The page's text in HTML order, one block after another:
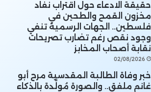
حقيقة الادعاء حول اقتراب نفاد
مخزون القمح والطحين في
فلسطين.. الجهات الرسمية تنفي
وجود نقص رغم تضارب تصريحات
نقابة أصحاب المخابز
02/08/2026
خبر وفاة الطالبة المقدسية مرح أبو
غانم ملفق.. والصورة مُولَّدة بالذكاء